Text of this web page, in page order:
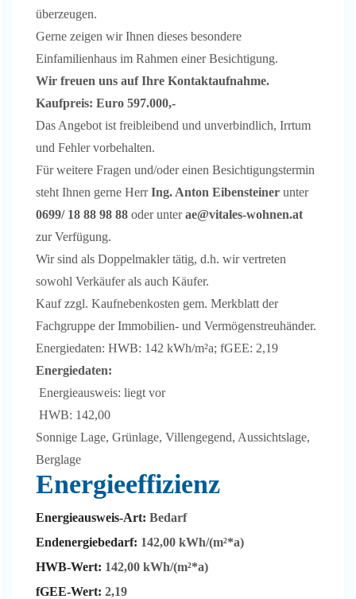
überzeugen.
Gerne zeigen wir Ihnen dieses besondere
Einfamilienhaus im Rahmen einer Besichtigung.
Wir freuen uns auf Ihre Kontaktaufnahme.
Kaufpreis: Euro 597.000,-
Das Angebot ist freibleibend und unverbindlich, Irrtum
und Fehler vorbehalten.
Für weitere Fragen und/oder einen Besichtigungstermin
steht Ihnen gerne HerrIng. Anton Eibensteiner unter
0699/ 18 88 98 88 oder unter ae@vitales-wohnen.at
zur Verfügung.
Wir sind als Doppelmakler tätig, d.h. wir vertreten
sowohl Verkäufer als auch Käufer.
Kauf zzgl. Kaufnebenkosten gem. Merkblatt der
Fachgruppe der Immobilien- und Vermögenstreuhänder.
Energiedaten: HWB: 142 kWh/m²a; fGEE: 2,19
Energiedaten:
Energieausweis: liegt vor
HWB: 142,00
Sonnige Lage, Grünlage, Villengegend, Aussichtslage,
Berglage
Energieeffizienz
Energieausweis-Art: Bedarf
Endenergiebedarf: 142,00 kWh/(m²*a)
HWB-Wert: 142,00 kWh/(m²*a)
fGEE-Wert: 2,19